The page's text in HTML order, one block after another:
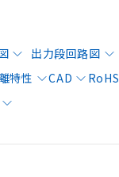
出力段回路図
特性 CAD